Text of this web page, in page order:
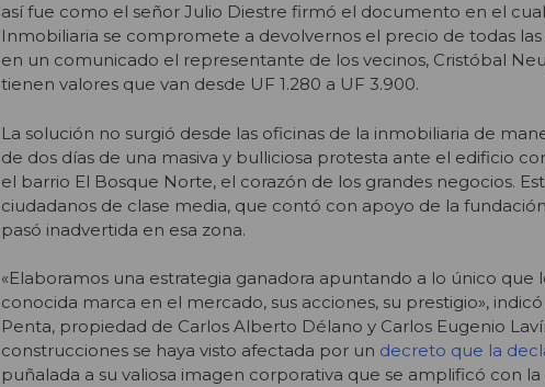
así fue como el señor Julio Diestre firmó el documento en el
Inmobiliaria se compromete a devolvernos el precio de todas
en un comunicado el representante de los vecinos, Cristóbal
tienen valores que van desde UF 1.280 a UF 3.900.
La solución no surgió desde las oficinas de la inmobiliaria de
de dos días de una masiva y bulliciosa protesta ante el edificio
el barrio El Bosque Norte, el corazón de los grandes negocios.
ciudadanos de clase media, que contó con apoyo de la
pasó inadvertida en esa zona.
«Elaboramos una estrategia ganadora apuntando a lo único que
conocida marca en el mercado, sus acciones, su prestigio»,
Penta, propiedad de Carlos Alberto Délano y Carlos Eugenio
construcciones se haya visto afectada por un decreto que la
puñalada a su valiosa imagen corporativa que se amplificó con